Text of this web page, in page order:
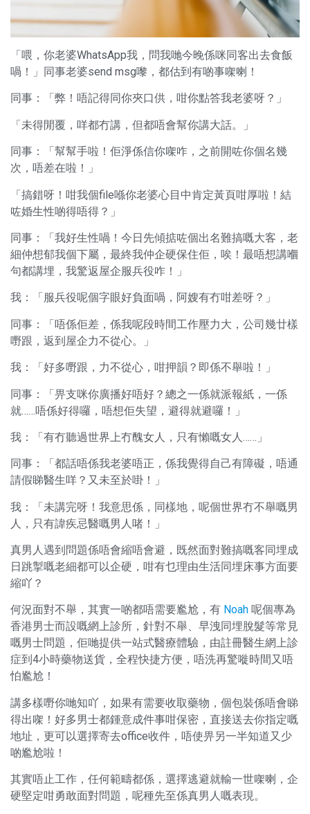
「喂，你老婆WhatsApp我，問我哋今晚係咪同客出去食飯
喎！」同事老婆send msg嚟，都估到有啲事㗎喇！
同事：「弊！唔記得同你夾口供，咁你點答我老婆呀？」
「未得閒覆，咩都冇講，但都唔會幫你講大話。」
同事：「幫幫手啦！佢淨係信你㗎咋，之前開咗你個名幾
次，唔差在啦！」
「搞錯呀！咁我個file喺你老婆心目中肯定黃頁咁厚啦！結
咗婚生性啲得唔得？」
同事：「我好生性喎！今日先傾掂咗個出名難搞嘅大客，老
細仲想郁我個下屬，最終我仲企硬保住佢，唉！最唔想講嗰
句都講埋，我驚返屋企服兵役咋！」
我：「服兵役呢個字眼好負面喎，阿嫂有冇咁差呀？」
同事：「唔係佢差，係我呢段時間工作壓力大，公司幾廿樣
嘢跟，返到屋企力不從心。」
我：「好多嘢跟，力不從心，咁押韻？即係不舉啦！」
同事：「畀支咪你廣播好唔好？總之一係就派報紙，一係
就……唔係好得囉，唔想佢失望，避得就避囉！」
我：「有冇聽過世界上冇醜女人，只有懶嘅女人……」
同事：「都話唔係我老婆唔正，係我覺得自己有障礙，唔通
請假睇醫生咩？又未至於啩！」
我：「未講完呀！我意思係，同樣地，呢個世界冇不舉嘅男
人，只有諱疾忌醫嘅男人啫！」
真男人遇到問題係唔會縮唔會避，既然面對難搞嘅客同埋成
日跳掣嘅老細都可以企硬，咁有乜理由生活同埋床事方面要
縮吖？
何況面對不舉，其實一啲都唔需要尷尬，有 Noah 呢個專為
香港男士而設嘅網上診所，針對不舉、早洩同埋脫髮等常見
嘅男士問題，佢哋提供一站式醫療體驗，由註冊醫生網上診
症到4小時藥物送貨，全程快捷方便，唔洗再驚嘥時間又唔
怕尷尬！
講多樣嘢你哋知吖，如果有需要收取藥物，個包裝係唔會睇
得出㗎！好多男士都鍾意成件事咁保密，直接送去你指定嘅
地址，更可以選擇寄去office收件，唔使畀另一半知道又少
啲尷尬啦！
其實唔止工作，任何範疇都係，選擇逃避就輸一世㗎喇，企
硬堅定咁勇敢面對問題，呢種先至係真男人嘅表現。